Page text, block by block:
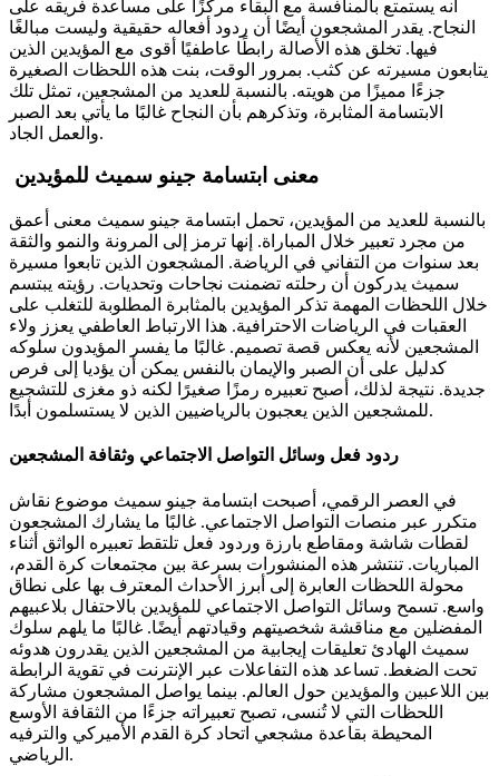
أنه يستمتع بالمنافسة مع البقاء مركزًا على مساعدة فريقه على
النجاح. يقدر المشجعون أيضًا أن ردود أفعاله حقيقية وليست مبالغًا
فيها. تخلق هذه الأصالة رابطًا عاطفيًا أقوى مع المؤيدين الذين
يتابعون مسيرته عن كثب. بمرور الوقت، بنت هذه اللحظات الصغيرة
جزءًا مميزًا من هويته. بالنسبة للعديد من المشجعين، تمثل تلك
الابتسامة المثابرة، وتذكرهم بأن النجاح غالبًا ما يأتي بعد الصبر
والعمل الجاد.
معنى ابتسامة جينو سميث للمؤيدين
بالنسبة للعديد من المؤيدين، تحمل ابتسامة جينو سميث معنى أعمق
من مجرد تعبير خلال المباراة. إنها ترمز إلى المرونة والنمو والثقة
بعد سنوات من التفاني في الرياضة. المشجعون الذين تابعوا مسيرة
سميث يدركون أن رحلته تضمنت نجاحات وتحديات. رؤيته يبتسم
خلال اللحظات المهمة تذكر المؤيدين بالمثابرة المطلوبة للتغلب على
العقبات في الرياضات الاحترافية. هذا الارتباط العاطفي يعزز ولاء
المشجعين لأنه يعكس قصة تصميم. غالبًا ما يفسر المؤيدون سلوكه
كدليل على أن الصبر والإيمان بالنفس يمكن أن يؤديا إلى فرص
جديدة. نتيجة لذلك، أصبح تعبيره رمزًا صغيرًا لكنه ذو مغزى للتشجيع
للمشجعين الذين يعجبون بالرياضيين الذين لا يستسلمون أبدًا.
ردود فعل وسائل التواصل الاجتماعي وثقافة المشجعين
في العصر الرقمي، أصبحت ابتسامة جينو سميث موضوع نقاش
متكرر عبر منصات التواصل الاجتماعي. غالبًا ما يشارك المشجعون
لقطات شاشة ومقاطع بارزة وردود فعل تلتقط تعبيره الواثق أثناء
المباريات. تنتشر هذه المنشورات بسرعة بين مجتمعات كرة القدم،
محولة اللحظات العابرة إلى أبرز الأحداث المعترف بها على نطاق
واسع. تسمح وسائل التواصل الاجتماعي للمؤيدين بالاحتفال بلاعبيهم
المفضلين مع مناقشة شخصيتهم وقيادتهم أيضًا. غالبًا ما يلهم سلوك
سميث الهادئ تعليقات إيجابية من المشجعين الذين يقدرون هدوئه
تحت الضغط. تساعد هذه التفاعلات عبر الإنترنت في تقوية الرابطة
بين اللاعبين والمؤيدين حول العالم. بينما يواصل المشجعون مشاركة
اللحظات التي لا تُنسى، تصبح تعبيراته جزءًا من الثقافة الأوسع
المحيطة بقاعدة مشجعي اتحاد كرة القدم الأميركي والترفيه
الرياضي.